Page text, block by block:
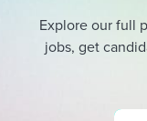
Explore our full
jobs, get